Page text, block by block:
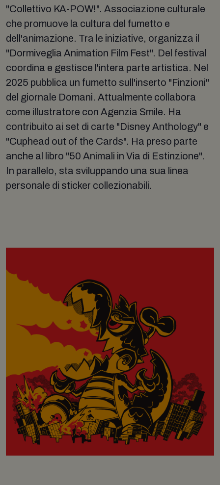
"Collettivo KA-POW!". Associazione culturale
che promuove la cultura del fumetto e
dell'animazione. Tra le iniziative, organizza il
"Dormiveglia Animation Film Fest". Del festival
coordina e gestisce l'intera parte artistica. Nel
2025 pubblica un fumetto sull'inserto "Finzioni"
del giornale Domani. Attualmente collabora
come illustratore con Agenzia Smile. Ha
contribuito ai set di carte "Disney Anthology" e
"Cuphead out of the Cards". Ha preso parte
anche al libro "50 Animali in Via di Estinzione".
In parallelo, sta sviluppando una sua linea
personale di sticker collezionabili.